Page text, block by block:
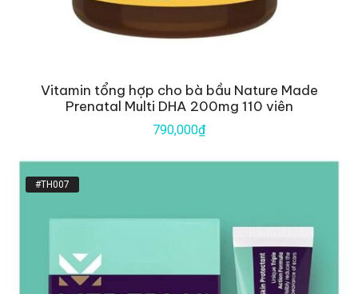
Vitamin tổng hợp cho bà bầu Nature Made
Prenatal Multi DHA 200mg 110 viên
790,000₫
#TH007